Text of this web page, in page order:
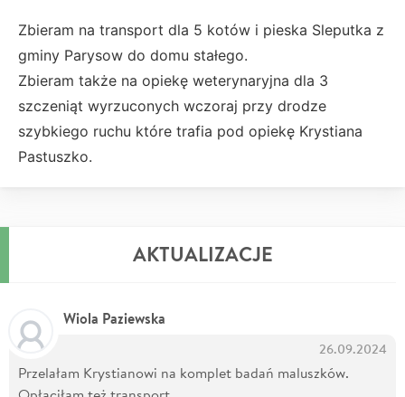
Zbieram na transport dla 5 kotów i pieska Sleputka z
gminy Parysow do domu stałego.
Zbieram także na opiekę weterynaryjna dla 3
szczeniąt wyrzuconych wczoraj przy drodze
szybkiego ruchu które trafia pod opiekę Krystiana
Pastuszko.
AKTUALIZACJE
Wiola Paziewska
26.09.2024
Przelałam Krystianowi na komplet badań maluszków.